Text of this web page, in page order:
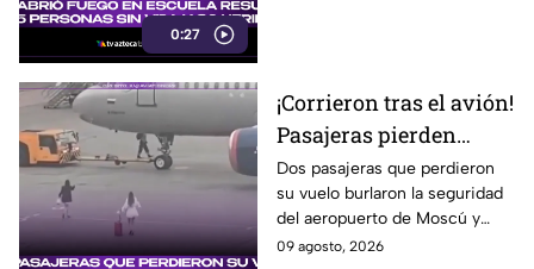
0:27
¡Corrieron tras el avión!
Pasajeras pierden
vuelo y entran a la
pista para intentar
alcanzarlo
Dos pasajeras que perdieron
su vuelo burlaron la seguridad
del aeropuerto de Moscú y
corrieron hacia la pista para
09 agosto, 2026